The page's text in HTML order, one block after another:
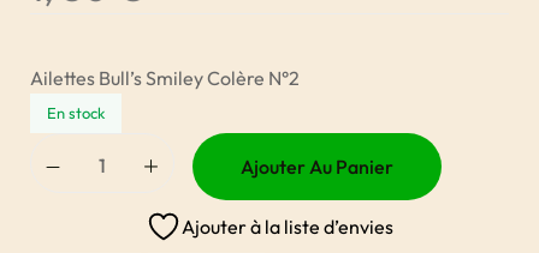
Ailettes Bull’s Smiley Colère N°2
En stock
Ajouter Au Panier
Ajouter à la liste d’envies